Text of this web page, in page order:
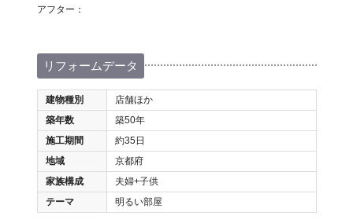
アフター：
リフォームデータ
建物種別
店舗ほか
築年数
築50年
施工期間
約35日
地域
京都府
家族構成
夫婦+子供
テーマ
明るい部屋